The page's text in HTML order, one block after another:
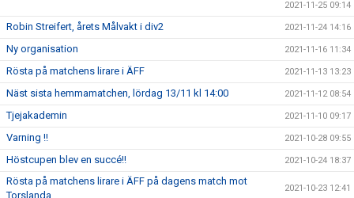
2021-11-25 09:14
Robin Streifert, årets Målvakt i div2 2021-11-24 14:16
Ny organisation 2021-11-16 11:34
Rösta på matchens lirare i ÄFF 2021-11-13 13:23
Näst sista hemmamatchen, lördag 13/11 kl 14:00 2021-11-12 08:54
Tjejakademin 2021-11-10 09:17
Varning !! 2021-10-28 09:55
Höstcupen blev en succé!! 2021-10-24 18:37
Rösta på matchens lirare i ÄFF på dagens match mot
Torslanda.
2021-10-23 12:41